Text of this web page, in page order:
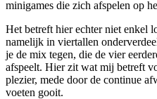
minigames die zich afspelen op
Het betreft hier echter niet enkel
namelijk in viertallen
je de mix tegen, die de vier
afspeelt. Hier zit wat mij betreft
plezier, mede door de continue
voeten gooit.